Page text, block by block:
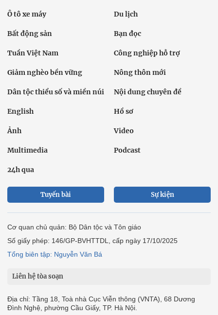
Ô tô xe máy Du lịch
Bất động sản Bạn đọc
Tuần Việt Nam Công nghiệp hỗ trợ
Giảm nghèo bền vững Nông thôn mới
Dân tộc thiểu số và miền núi Nội dung chuyên đề
English Hồ sơ
Ảnh Video
Multimedia Podcast
24h qua
Tuyến bài Sự kiện
Cơ quan chủ quản: Bộ Dân tộc và Tôn giáo
Số giấy phép: 146/GP-BVHTTDL, cấp ngày 17/10/2025
Tổng biên tập: Nguyễn Văn Bá
Liên hệ tòa soạn
Địa chỉ: Tầng 18, Toà nhà Cục Viễn thông (VNTA), 68 Dương
Đình Nghệ, phường Cầu Giấy, TP. Hà Nội.